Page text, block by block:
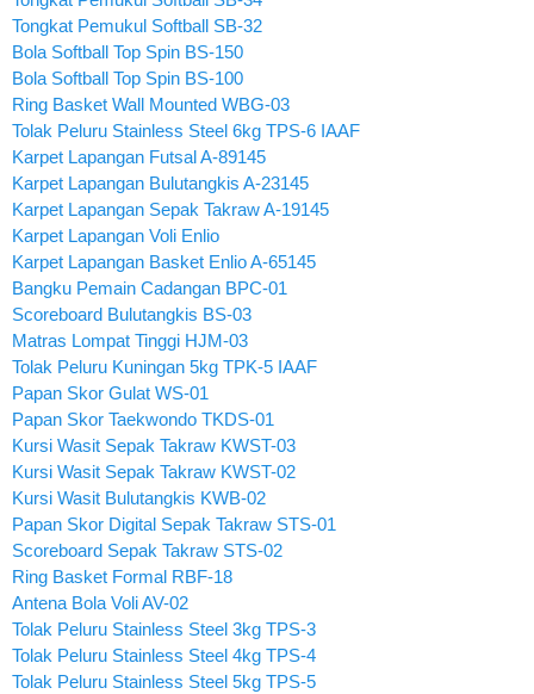
Tongkat Pemukul Softball SB-32
Bola Softball Top Spin BS-150
Bola Softball Top Spin BS-100
Ring Basket Wall Mounted WBG-03
Tolak Peluru Stainless Steel 6kg TPS-6 IAAF
Karpet Lapangan Futsal A-89145
Karpet Lapangan Bulutangkis A-23145
Karpet Lapangan Sepak Takraw A-19145
Karpet Lapangan Voli Enlio
Karpet Lapangan Basket Enlio A-65145
Bangku Pemain Cadangan BPC-01
Scoreboard Bulutangkis BS-03
Matras Lompat Tinggi HJM-03
Tolak Peluru Kuningan 5kg TPK-5 IAAF
Papan Skor Gulat WS-01
Papan Skor Taekwondo TKDS-01
Kursi Wasit Sepak Takraw KWST-03
Kursi Wasit Sepak Takraw KWST-02
Kursi Wasit Bulutangkis KWB-02
Papan Skor Digital Sepak Takraw STS-01
Scoreboard Sepak Takraw STS-02
Ring Basket Formal RBF-18
Antena Bola Voli AV-02
Tolak Peluru Stainless Steel 3kg TPS-3
Tolak Peluru Stainless Steel 4kg TPS-4
Tolak Peluru Stainless Steel 5kg TPS-5